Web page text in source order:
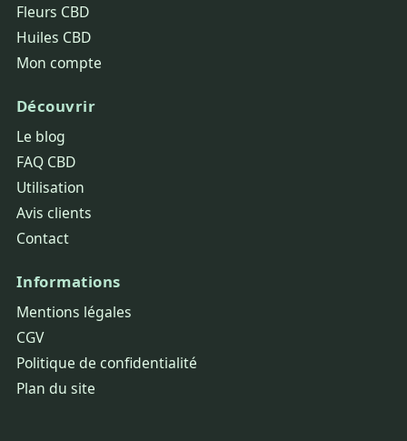
Fleurs CBD
Huiles CBD
Mon compte
Découvrir
Le blog
FAQ CBD
Utilisation
Avis clients
Contact
Informations
Mentions légales
CGV
Politique de confidentialité
Plan du site